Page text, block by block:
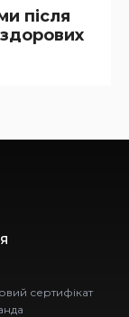
після
сертифікат